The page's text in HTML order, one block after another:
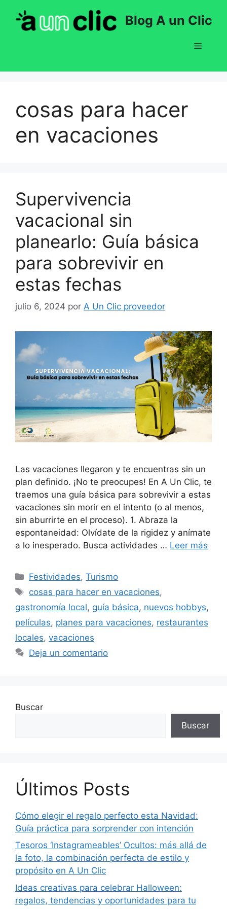
contenido
Blog A un Clic
Menú
cosas para hacer
en vacaciones
Supervivencia
vacacional sin
planearlo: Guía básica
para sobrevivir en
estas fechas
julio 6, 2024 por A Un Clic proveedor
Las vacaciones llegaron y te encuentras sin un
plan definido. ¡No te preocupes! En A Un Clic, te
traemos una guía básica para sobrevivir a estas
vacaciones sin morir en el intento (o al menos,
sin aburrirte en el proceso). 1. Abraza la
espontaneidad: Olvídate de la rigidez y anímate
a lo inesperado. Busca actividades … Leer más
Categorías
Festividades,Turismo
Etiquetas
cosas para hacer en vacaciones,
gastronomía local, guía básica, nuevos hobbys,
películas, planes para vacaciones, restaurantes
locales, vacaciones
Deja un comentario
Buscar
Buscar
Últimos Posts
Cómo elegir el regalo perfecto esta Navidad:
Guía práctica para sorprender con intención
Tesoros ‘Instagrameables’ Ocultos: más allá de
la foto, la combinación perfecta de estilo y
propósito en A Un Clic
Ideas creativas para celebrar Halloween:
regalos, tendencias y oportunidades para tu